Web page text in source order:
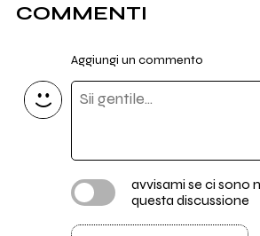
COMMENTI
Aggiungi un commento
avvisami se ci sono
questa discussione